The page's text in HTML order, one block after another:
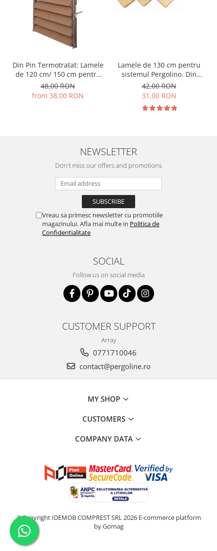
Din Pin Termotratat: Lamele
de 120 cm/ 150 cm pentru
sistemul Pergolino. Din
lemn de pin termotratat
pentru inchidere perfecta
48,00 RON
from 38,00 RON
Lamele de 130 cm pentru
sistemul Pergolino. Din
lemn de pin clasa AB,
pentru inchidere perfecta.
42,00 RON
31,00 RON
NEWSLETTER
Don't miss our offers and promotions
Vreau sa primesc newsletter cu promotiile
magazinului. Afla mai multe in Politica de
Confidentialitate
SOCIAL
Follow us on social media
CUSTOMER SUPPORT
Array
0771710046
contact@pergoline.ro
MY SHOP
CUSTOMERS
COMPANY DATA
©Copyright IDEMOB COMPREST SRL 2026 E-commerce platform
by Gomag